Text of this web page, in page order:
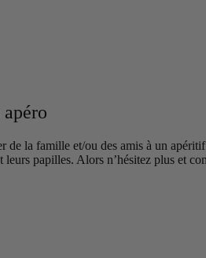
de la famille et/ou des amis à un
papilles. Alors n’hésitez plus et